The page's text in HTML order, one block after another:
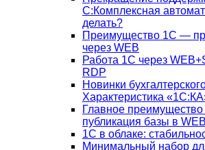
С:Комплексная
делать?
Преимущество 1С —
через WEB
Работа 1С через
RDP
Новинки
Характеристика
Главное
публикация базы в WEB
1С в облаке:
Минимальный набор